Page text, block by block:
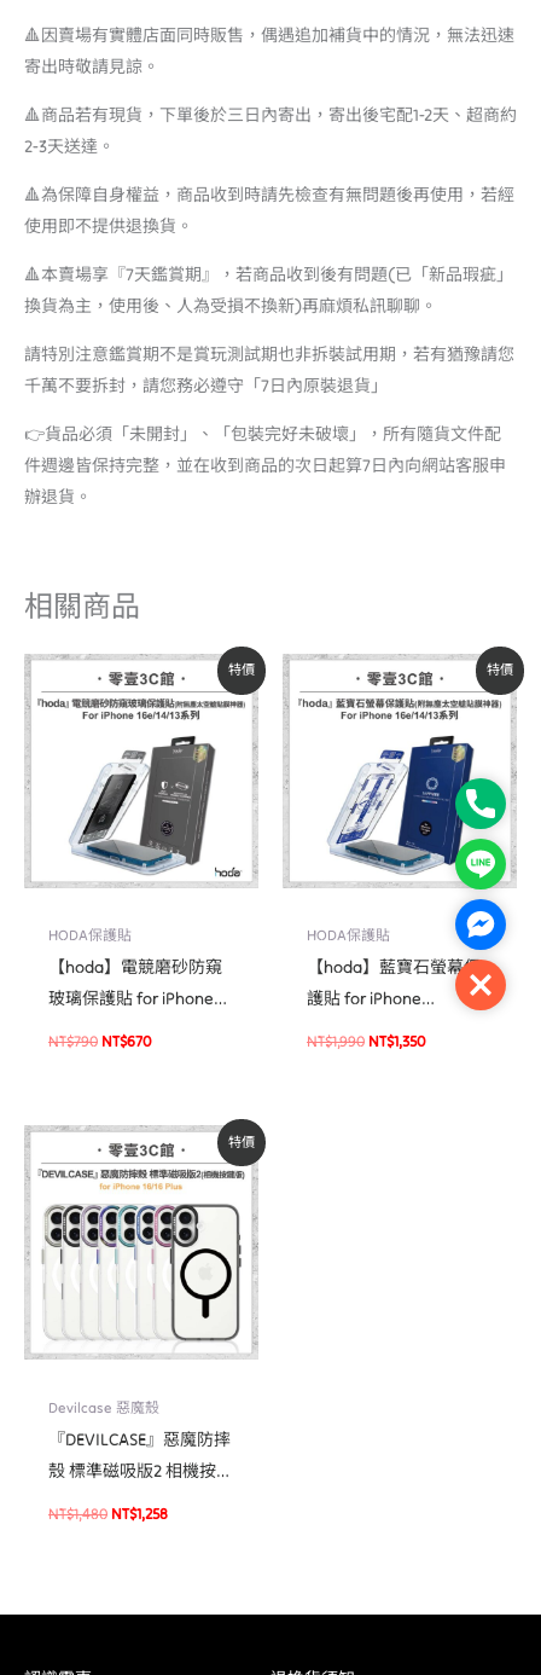
🔺因賣場有實體店面同時販售，偶遇追加補貨中的情況，無法迅速
寄出時敬請見諒。
🔺商品若有現貨，下單後於三日內寄出，寄出後宅配1-2天、超商約
2-3天送達。
🔺為保障自身權益，商品收到時請先檢查有無問題後再使用，若經
使用即不提供退換貨。
🔺本賣場享『7天鑑賞期』，若商品收到後有問題(已「新品瑕疵」
換貨為主，使用後、人為受損不換新)再麻煩私訊聊聊。
請特別注意鑑賞期不是賞玩測試期也非拆裝試用期，若有猶豫請您
千萬不要拆封，請您務必遵守「7日內原裝退貨」
👉貨品必須「未開封」、「包裝完好未破壞」，所有隨貨文件配
件週邊皆保持完整，並在收到商品的次日起算7日內向網站客服申
辦退貨。
相關商品
特價
HODA保護貼
【hoda】電競磨砂防窺
玻璃保護貼 for iPhone
16e/14/13 系列(附無塵太
NT$790
原
始
價
格：
NT$670
目
前
價
格：
NT$670。
特價
HODA保護貼
【hoda】藍寶石螢幕保
護貼 for iPhone
16e/14/13 系列(附無塵太
NT$1,990
原
始
價
格：
NT$1,990。
NT$1,350
目
前
價
格：
NT$1,350。
特價
Devilcase 惡魔殼
『DEVILCASE』惡魔防摔
殼 標準磁吸版2 相機按鍵
版 For iPhone 16/16 Plus
NT$1,480
原
始
價
格：
NT$1,480。
NT$1,258
目
前
價
格：
NT$1,258。
Phone
Line
Close